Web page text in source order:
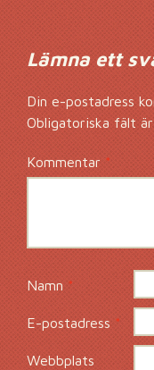
Lämna ett
Din e-postadress
Obligatoriska fält
Kommentar*
Namn*
E-postadress*
Webbplats